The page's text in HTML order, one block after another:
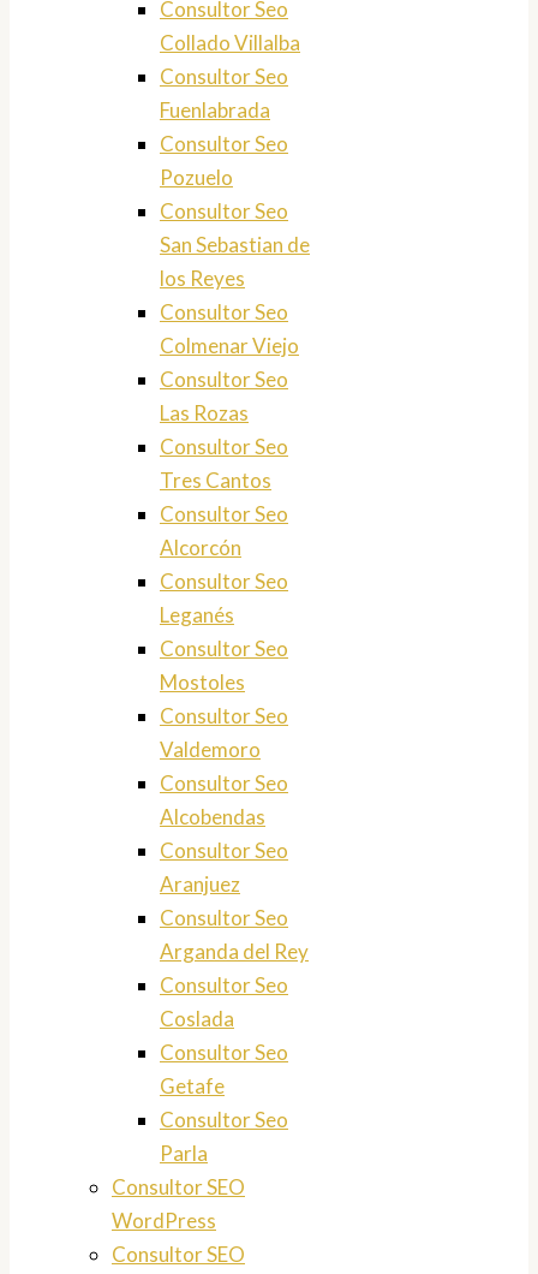
Consultor Seo
Collado Villalba
Consultor Seo
Fuenlabrada
Consultor Seo
Pozuelo
Consultor Seo
San Sebastian de
los Reyes
Consultor Seo
Colmenar Viejo
Consultor Seo
Las Rozas
Consultor Seo
Tres Cantos
Consultor Seo
Alcorcón
Consultor Seo
Leganés
Consultor Seo
Mostoles
Consultor Seo
Valdemoro
Consultor Seo
Alcobendas
Consultor Seo
Aranjuez
Consultor Seo
Arganda del Rey
Consultor Seo
Coslada
Consultor Seo
Getafe
Consultor Seo
Parla
Consultor SEO
WordPress
Consultor SEO